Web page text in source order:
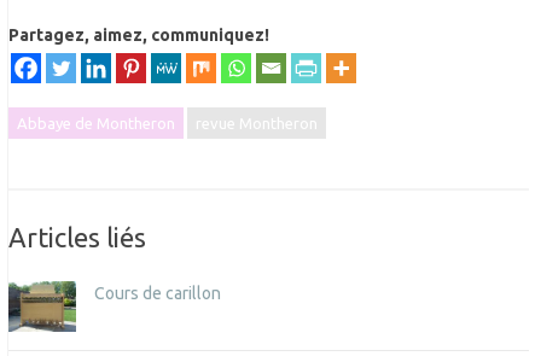
Partagez, aimez, communiquez!
Abbaye de Montheron revue Montheron
Articles liés
Cours de carillon